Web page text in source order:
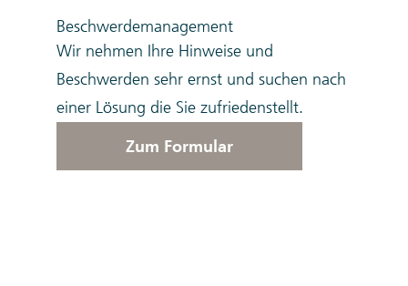
Beschwerde­management
Wir nehmen Ihre Hinweise und
Beschwerden sehr ernst und suchen nach
einer Lösung die Sie zufriedenstellt.
Zum Formular